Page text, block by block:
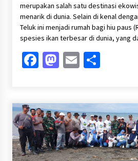
merupakan salah satu destinasi
menarik di dunia. Selain di kenal
Teluk ini menjadi rumah bagi hiu paus
spesies ikan terbesar di dunia, yang
Facebook
Mastodon
EmailShare